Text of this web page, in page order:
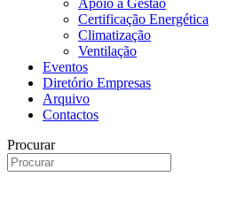
Apoio à Gestão
Certificação Energética
Climatização
Ventilação
Eventos
Diretório Empresas
Arquivo
Contactos
Procurar